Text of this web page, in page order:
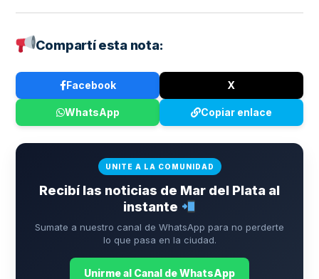
Compartí esta nota:
Facebook X
WhatsApp Copiar enlace
UNITE A LA COMUNIDAD
Recibí las noticias de Mar del Plata al
instante
Sumate a nuestro canal de WhatsApp para no perderte
lo que pasa en la ciudad.
Unirme al Canal de WhatsApp